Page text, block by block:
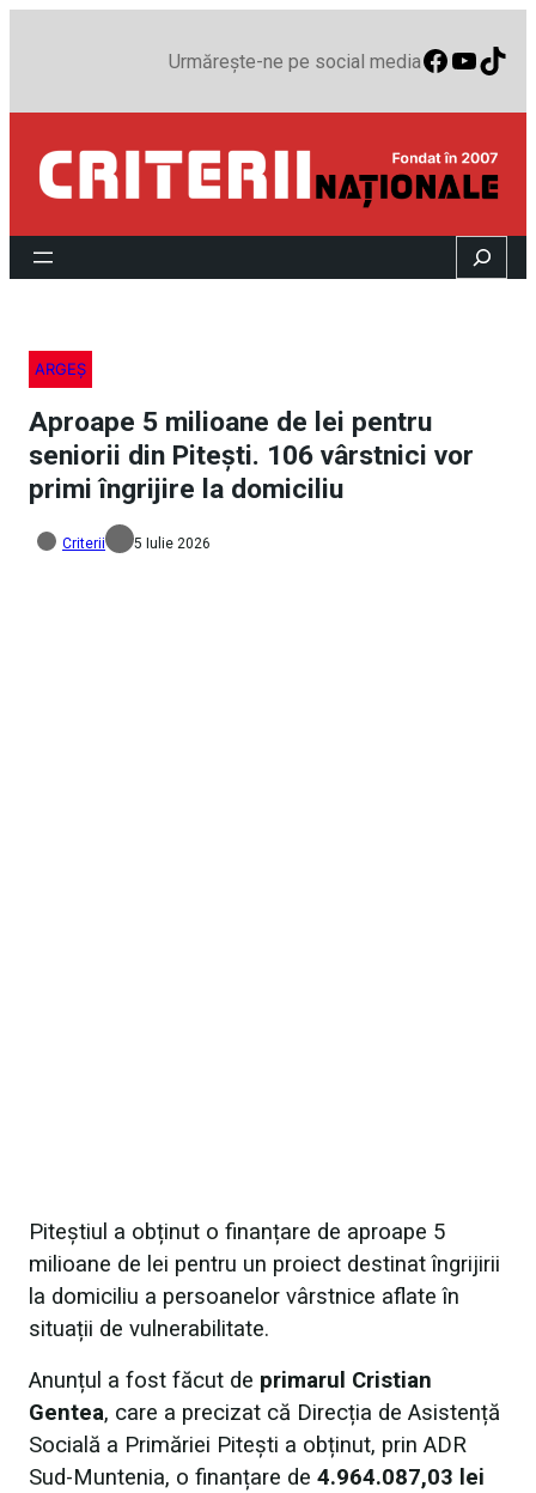
Urmărește-ne pe social media
Search
ARGEȘ
Aproape 5 milioane de lei pentru
seniorii din Pitești. 106 vârstnici vor
primi îngrijire la domiciliu
Criterii 5 Iulie 2026
Piteștiul a obținut o finanțare de aproape 5
milioane de lei pentru un proiect destinat îngrijirii
la domiciliu a persoanelor vârstnice aflate în
situații de vulnerabilitate.
Anunțul a fost făcut de primarul Cristian
Gentea, care a precizat că Direcția de Asistență
Socială a Primăriei Pitești a obținut, prin ADR
Sud-Muntenia, o finanțare de 4.964.087,03 lei